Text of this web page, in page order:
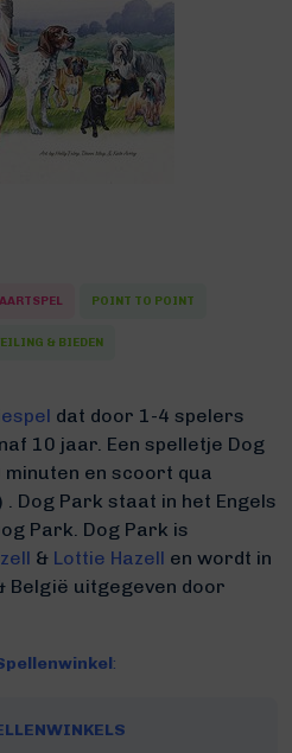
POINT TO POINT
& BIEDEN
dat door 1-4 spelers
10 jaar. Een spelletje Dog
minuten en scoort qua
. Dog Park staat in het Engels
Park. Dog Park is
& Lottie Hazell en wordt in
België uitgegeven door
: